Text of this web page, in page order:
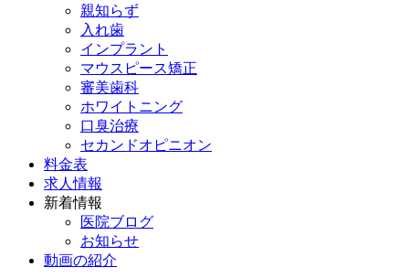
親知らず
入れ歯
インプラント
マウスピース矯正
審美歯科
ホワイトニング
口臭治療
セカンドオピニオン
料金表
求人情報
新着情報
医院ブログ
お知らせ
動画の紹介